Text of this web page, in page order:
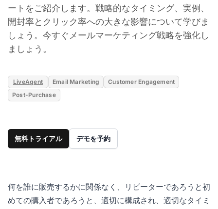
ートをご紹介します。戦略的なタイミング、実例、
開封率とクリック率への大きな影響について学びま
しょう。今すぐメールマーケティング戦略を強化し
ましょう。
LiveAgent Email Marketing
Customer Engagement
Post-Purchase
無料トライアル デモを予約
何を誰に販売するかに関係なく、リピーターであろうと初
めての購入者であろうと、適切に構成され、適切なタイミ